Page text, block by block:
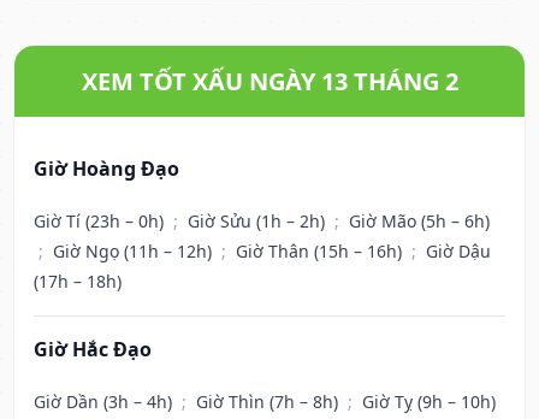
XEM TỐT XẤU NGÀY 13 THÁNG 2
Giờ Hoàng Đạo
Giờ Tí (23h – 0h) ; Giờ Sửu (1h – 2h) ; Giờ Mão (5h – 6h)
; Giờ Ngọ (11h – 12h) ; Giờ Thân (15h – 16h) ; Giờ Dậu
(17h – 18h)
Giờ Hắc Đạo
Giờ Dần (3h – 4h) ; Giờ Thìn (7h – 8h) ; Giờ Tỵ (9h – 10h)